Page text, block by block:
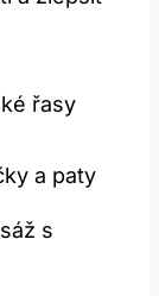
řasy
⁢a ⁢paty
s